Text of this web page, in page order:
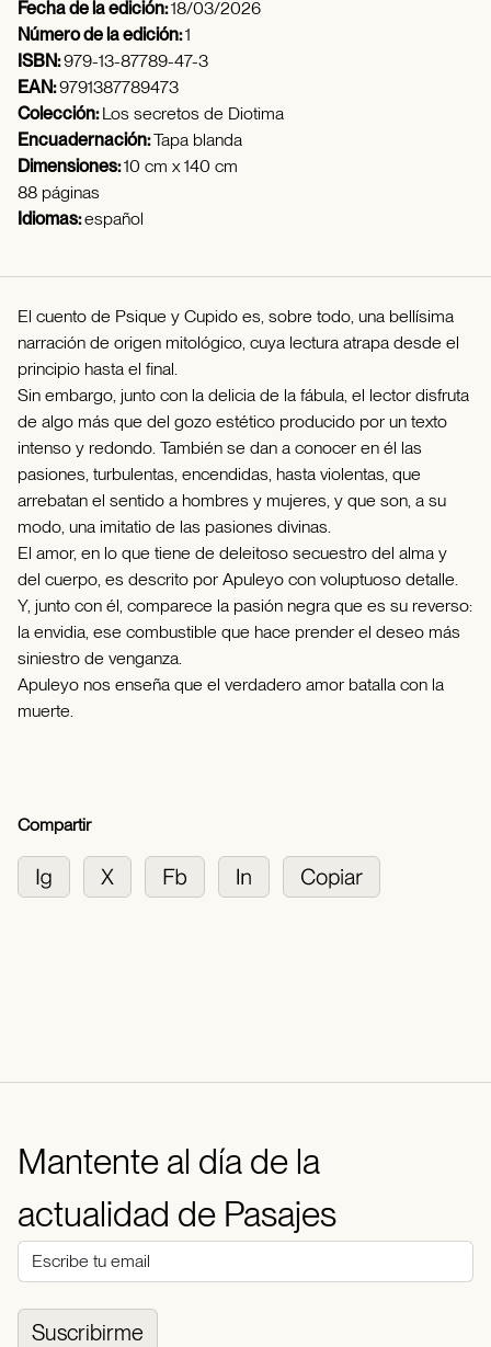
Fecha de la edición:18/03/2026
Número de la edición:1
ISBN:979-13-87789-47-3
EAN:9791387789473
Colección:Los secretos de Diotima
Encuadernación:Tapa blanda
Dimensiones:10 cm x 140 cm
88 páginas
Idiomas:español
El cuento de Psique y Cupido es, sobre todo, una bellísima
narración de origen mitológico, cuya lectura atrapa desde el
principio hasta el final.
Sin embargo, junto con la delicia de la fábula, el lector disfruta
de algo más que del gozo estético producido por un texto
intenso y redondo. También se dan a conocer en él las
pasiones, turbulentas, encendidas, hasta violentas, que
arrebatan el sentido a hombres y mujeres, y que son, a su
modo, una imitatio de las pasiones divinas.
El amor, en lo que tiene de deleitoso secuestro del alma y
del cuerpo, es descrito por Apuleyo con voluptuoso detalle.
Y, junto con él, comparece la pasión negra que es su reverso:
la envidia, ese combustible que hace prender el deseo más
siniestro de venganza.
Apuleyo nos enseña que el verdadero amor batalla con la
muerte.
Compartir
Mantente al día de la
actualidad de Pasajes
Suscribirme